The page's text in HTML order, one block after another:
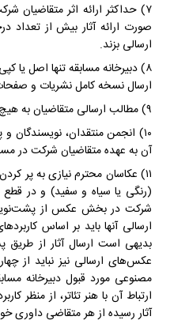
۷) حداکثر ارائه اثر
صورت ارائه آثار بیش از
ارسالی بزند.
ارسال نسخه کامل نشریات و
۹) مطالب ارسالی متقاضیان به هیچ ‌وجه باز پس داده نخواهد شد.
۱۰) انجمن منتقدان، نویسندگان
آن به عهده متقاضیان شرکت در
۱۱) عکاسان محترم نیازی به پر
شرکت در بخش عکس از
عکس‌های ارسالی نیز نباید از
مصنوعی مورد قبول دبیرخانه
ارتباط آن با هنر تئاتر، از
آثار رسیده از هر متقاضی داوری